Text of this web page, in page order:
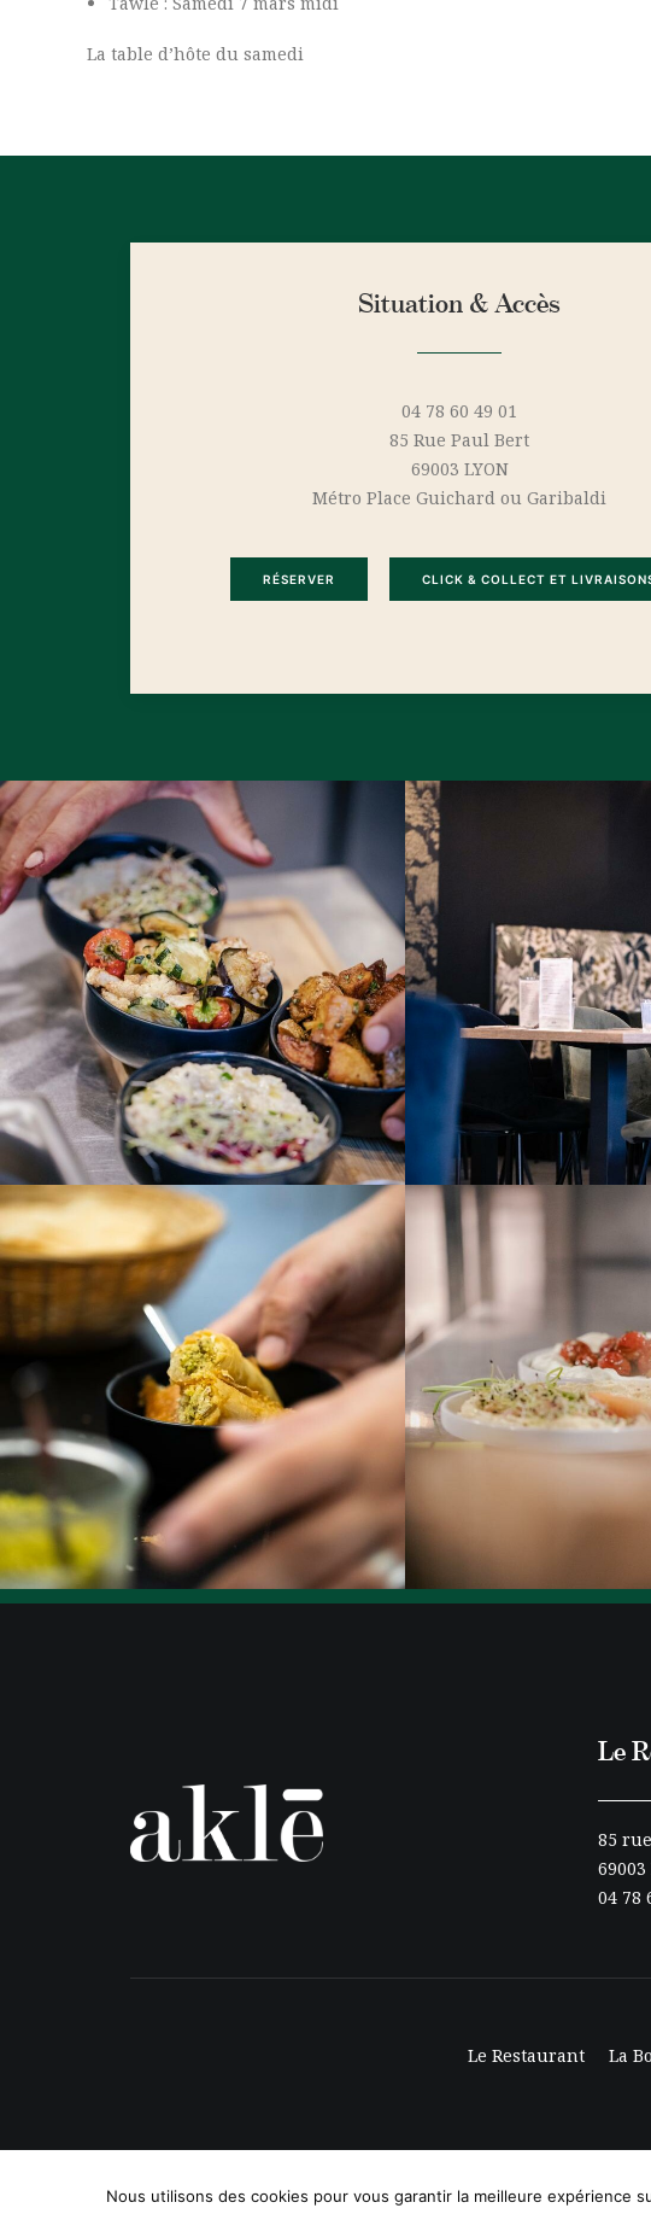
La table d’hôte du samedi
Situation & Accès
04 78 60 49 01
85 Rue Paul Bert
69003 LYON
Métro Place Guichard ou Garibaldi
RÉSERVER CLICK & COLLECT ET
Le
85
69003
04 78
Le Restaurant La
© 2019 Aklé |Mentions légales|C.G.V|Concocté parJe sors en ville
Nous utilisons des cookies pour vous garantir la meilleure